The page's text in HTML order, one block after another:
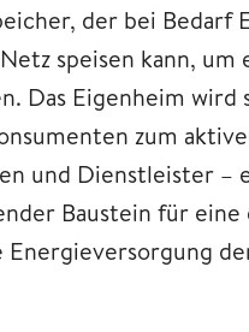
der bei Bedarf
speisen kann, um
Das Eigenheim wird
zum
und Dienstleister –
Baustein für eine
Energieversorgung